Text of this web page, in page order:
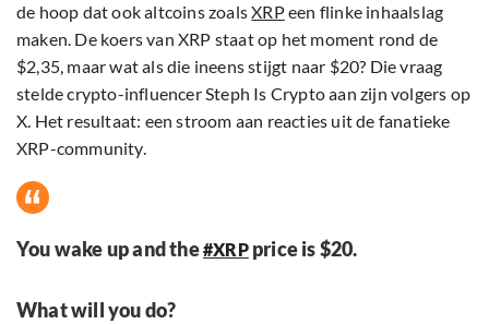
de hoop dat ook altcoins zoalsXRPeen flinke inhaalslag
maken. De koers van XRP staat op het moment rond de
$2,35, maar wat als die ineens stijgt naar $20? Die vraag
stelde crypto-influencer Steph Is Crypto aan zijn volgers op
X. Het resultaat: een stroom aan reacties uit de fanatieke
XRP-community.
You wake up and the#XRPprice is $20.
What will you do?